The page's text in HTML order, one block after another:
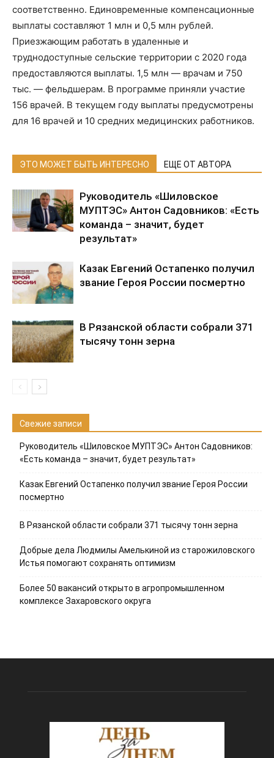
соответственно. Единовременные компенсационные
выплаты составляют 1 млн и 0,5 млн рублей.
Приезжающим работать в удаленные и
труднодоступные сельские территории с 2020 года
предоставляются выплаты. 1,5 млн — врачам и 750
тыс. — фельдшерам. В программе приняли участие
156 врачей. В текущем году выплаты предусмотрены
для 16 врачей и 10 средних медицинских работников.
ЭТО МОЖЕТ БЫТЬ ИНТЕРЕСНО ЕЩЕ ОТ АВТОРА
Руководитель «Шиловское
МУПТЭС» Антон Садовников: «Есть
команда – значит, будет
результат»
Казак Евгений Остапенко получил
звание Героя России посмертно
В Рязанской области собрали 371
тысячу тонн зерна
Свежие записи
Руководитель «Шиловское МУПТЭС» Антон Садовников:
«Есть команда – значит, будет результат»
Казак Евгений Остапенко получил звание Героя России
посмертно
В Рязанской области собрали 371 тысячу тонн зерна
Добрые дела Людмилы Амелькиной из старожиловского
Истья помогают сохранять оптимизм
Более 50 вакансий открыто в агропромышленном
комплексе Захаровского округа